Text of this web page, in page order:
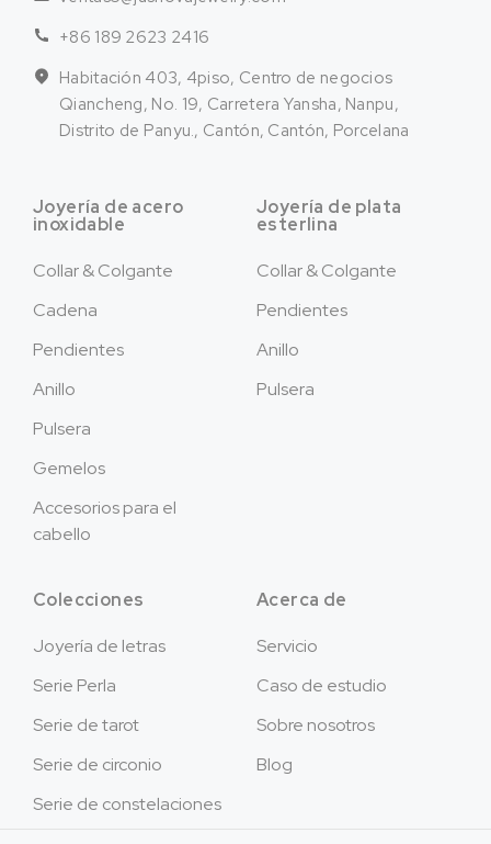
+86 189 2623 2416
Habitación 403, 4piso, Centro de negocios
Qiancheng, No. 19, Carretera Yansha, Nanpu,
Distrito de Panyu., Cantón, Cantón, Porcelana
Joyería de acero
inoxidable
Collar & Colgante
Cadena
Pendientes
Anillo
Pulsera
Gemelos
Accesorios para el
cabello
Joyería de plata
esterlina
Collar & Colgante
Pendientes
Anillo
Pulsera
Colecciones
Joyería de letras
Serie Perla
Serie de tarot
Serie de circonio
Serie de constelaciones
Acerca de
Servicio
Caso de estudio
Sobre nosotros
Blog